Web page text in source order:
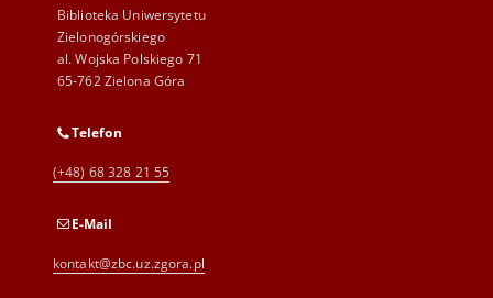
Biblioteka Uniwersytetu
Zielonogórskiego
al. Wojska Polskiego 71
65-762 Zielona Góra
Telefon
(+48) 68 328 21 55
E-Mail
kontakt@zbc.uz.zgora.pl